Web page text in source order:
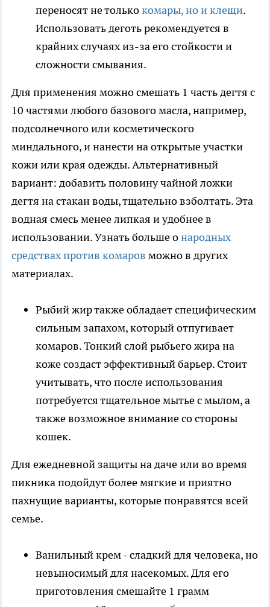
переносят не толькокомары, но и клещи.
Использовать деготь рекомендуется в
крайних случаях из-за его стойкости и
сложности смывания.
Для применения можно смешать 1 часть дегтя с
10 частями любого базового масла, например,
подсолнечного или косметического
миндального, и нанести на открытые участки
кожи или края одежды. Альтернативный
вариант: добавить половину чайной ложки
дегтя на стакан воды, тщательно взболтать. Эта
водная смесь менее липкая и удобнее в
использовании. Узнать больше онародных
средствах против комаров можно в других
материалах.
Рыбий жир также обладает специфическим
сильным запахом, который отпугивает
комаров. Тонкий слой рыбьего жира на
коже создаст эффективный барьер. Стоит
учитывать, что после использования
потребуется тщательное мытье с мылом, а
также возможное внимание со стороны
кошек.
Для ежедневной защиты на даче или во время
пикника подойдут более мягкие и приятно
пахнущие варианты, которые понравятся всей
семье.
Ванильный крем - сладкий для человека, но
невыносимый для насекомых. Для его
приготовления смешайте 1 грамм